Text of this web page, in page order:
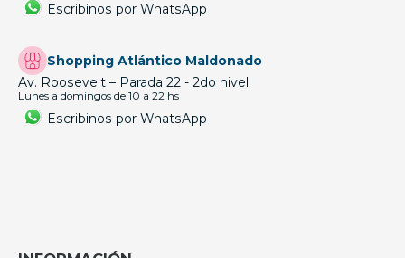
Escribinos por WhatsApp
Shopping Atlántico Maldonado
Av. Roosevelt – Parada 22 - 2do nivel
Lunes a domingos de 10 a 22 hs
Escribinos por WhatsApp